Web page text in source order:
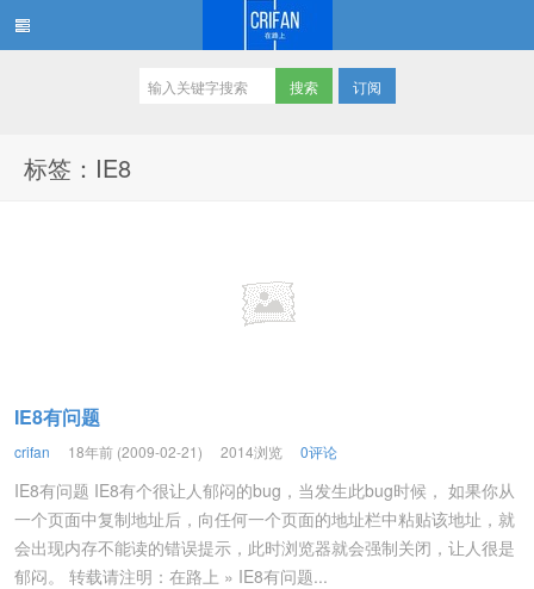
订阅
标签：IE8
IE8有问题
crifan 18年前 (2009-02-21) 2014浏览 0评论
IE8有问题 IE8有个很让人郁闷的bug，当发生此bug时候， 如果你从
一个页面中复制地址后，向任何一个页面的地址栏中粘贴该地址，就
会出现内存不能读的错误提示，此时浏览器就会强制关闭，让人很是
郁闷。 转载请注明：在路上 » IE8有问题...